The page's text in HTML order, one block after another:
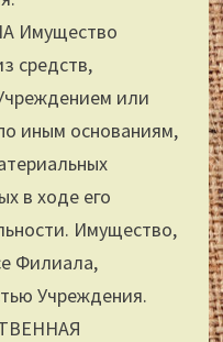
Имущество
средств,
или
иным основаниям,
в ходе его
Имущество,
Филиала,
Учреждения.